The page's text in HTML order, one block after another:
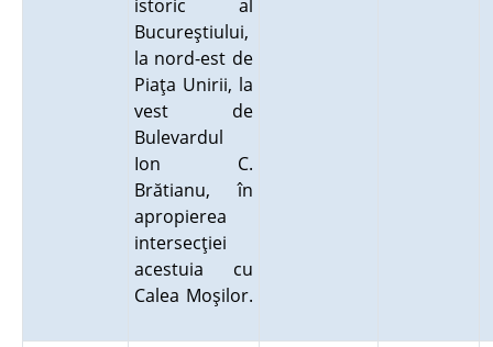
istoric al
Bucureştiului,
la nord-est de
Piaţa Unirii, la
vest de
Bulevardul
Ion C.
Brătianu, în
apropierea
intersecţiei
acestuia cu
Calea Moşilor.